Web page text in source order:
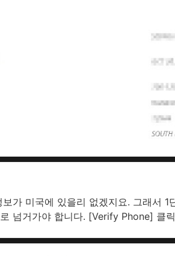
가 미국에 있을리 없겠지요. 그래서 1
넘거가야 합니다. [Verify Phone] 클